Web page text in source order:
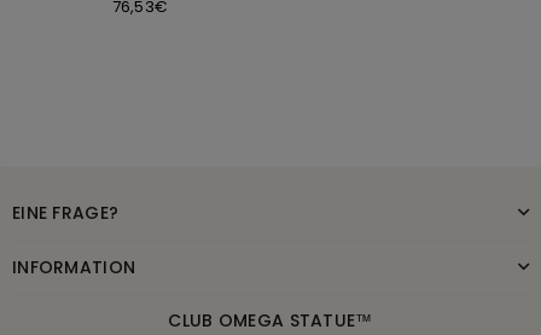
Normaler
76,53€
EINE FRAGE?
INFORMATION
CLUB OMEGA STATUE™